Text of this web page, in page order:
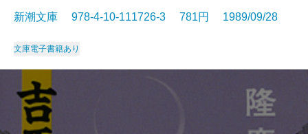
新潮文庫 978-4-10-111726-3 781円 1989/09/28
文庫電子書籍あり